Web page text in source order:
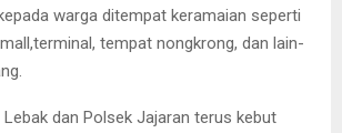
warga ditempat keramaian seperti
tempat nongkrong, dan lain-
Lebak dan Polsek Jajaran terus kebut